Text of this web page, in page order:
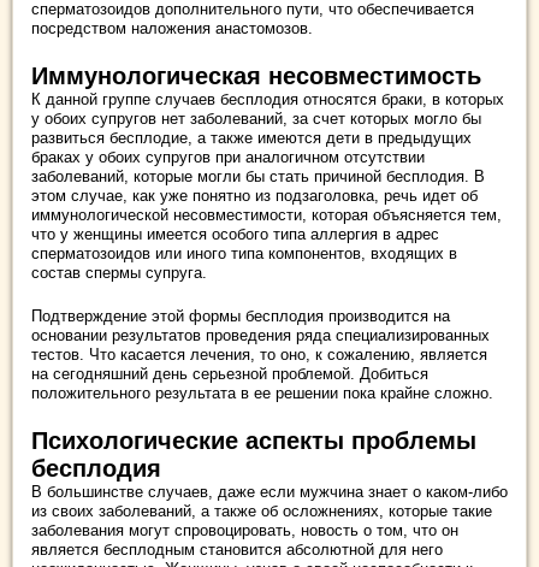
сперматозоидов дополнительного пути, что обеспечивается
посредством наложения анастомозов.
Иммунологическая несовместимость
К данной группе случаев бесплодия относятся браки, в которых
у обоих супругов нет заболеваний, за счет которых могло бы
развиться бесплодие, а также имеются дети в предыдущих
браках у обоих супругов при аналогичном отсутствии
заболеваний, которые могли бы стать причиной бесплодия. В
этом случае, как уже понятно из подзаголовка, речь идет об
иммунологической несовместимости, которая объясняется тем,
что у женщины имеется особого типа аллергия в адрес
сперматозоидов или иного типа компонентов, входящих в
состав спермы супруга.
Подтверждение этой формы бесплодия производится на
основании результатов проведения ряда специализированных
тестов. Что касается лечения, то оно, к сожалению, является
на сегодняшний день серьезной проблемой. Добиться
положительного результата в ее решении пока крайне сложно.
Психологические аспекты проблемы
бесплодия
В большинстве случаев, даже если мужчина знает о каком-либо
из своих заболеваний, а также об осложнениях, которые такие
заболевания могут спровоцировать, новость о том, что он
является бесплодным становится абсолютной для него